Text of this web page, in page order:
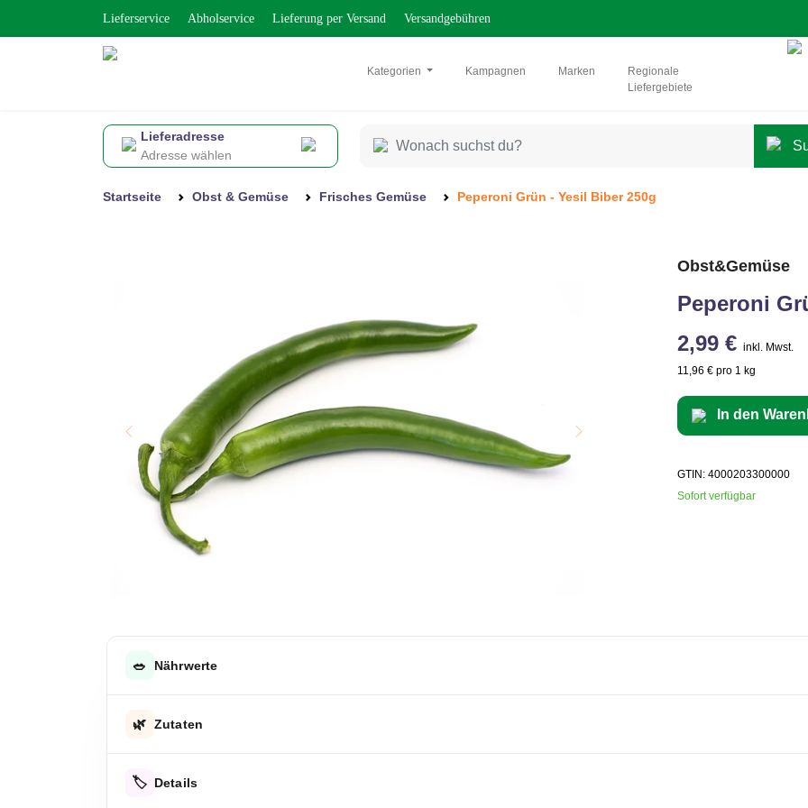
Lieferservice Abholservice Lieferung per Versand Versandgebühren
Kategorien Kampagnen Marken
Regionale
Liefergebiete
Lieferadresse
Adresse wählen
Startseite Obst & Gemüse Frisches Gemüse Peperoni Grün - Yesil Biber 250g
Obst&Gemüse
Peperoni
2,99 € inkl. Mwst.
11,96 € pro 1 kg
In den
GTIN: 4000203300000
Sofort verfügbar
🥗 Nährwerte
Energie
🌿 Zutaten
🏷️ Details